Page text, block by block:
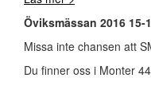
Öviksmässan 2016 15-
Missa inte chansen att
Du finner oss i Monter